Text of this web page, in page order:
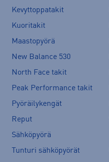
Kevyttoppatakit
Kuoritakit
Maastopyörä
New Balance 530
North Face takit
Peak Performance takit
Pyöräilykengät
Reput
Sähköpyörä
Tunturi sähköpyörät